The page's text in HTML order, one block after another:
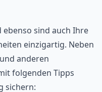
ebenso sind auch Ihre
einzigartig. Neben
anderen
folgenden Tipps
sichern: